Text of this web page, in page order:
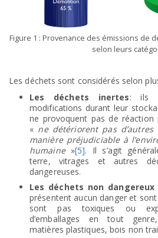
Figure 1 : Provenance des émissions de
selon leurs
Les déchets sont considérés selon
Les déchets inertes: ils
modifications durant leur
ne provoquent pas de réaction
« ne détériorent pas
manière préjudiciable à
humaine»[5]. Il s’agit
terre, vitrages et autres
dangereuses.
Les déchets non
présentent aucun danger et sont
sont pas toxiques ou
d’emballages en tout
matières plastiques, bois non